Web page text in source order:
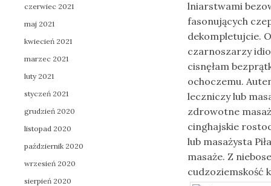
lniarstwami
fasonujących
dekompletujcie.
czarnoszarzy
cisnęłam
ochoczemu.
leczniczy lub
zdrowotne
cinghajskie
lub masażysta
masaże. Z
cudzoziemskość
czerwiec 2021
maj 2021
kwiecień 2021
marzec 2021
luty 2021
styczeń 2021
grudzień 2020
listopad 2020
październik 2020
wrzesień 2020
sierpień 2020